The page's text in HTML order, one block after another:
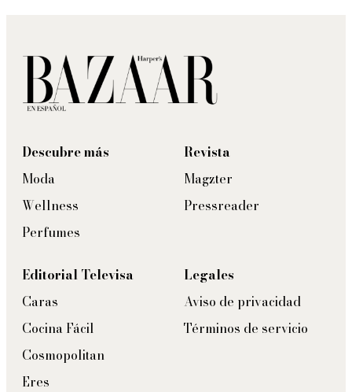
Descubre más
Moda
Wellness
Perfumes
Revista
Magzter
Pressreader
Editorial Televisa
Caras
Cocina Fácil
Cosmopolitan
Eres
Legales
Aviso de privacidad
Términos de servicio